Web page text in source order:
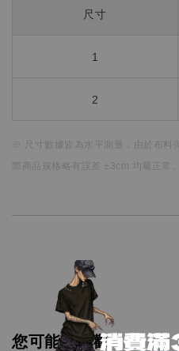
尺寸
1
2
※ 尺寸數據皆為水平測量， 由於布料
際商品規格略有誤差 ±3cm 均屬正常。
您可能也喜歡